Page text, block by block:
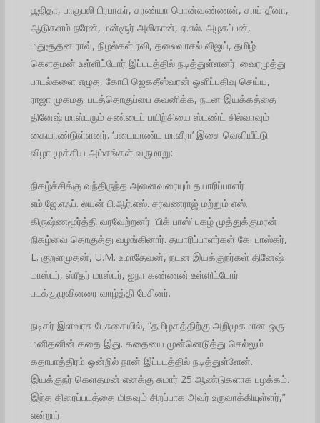
பூஜிதா, பாகுபலி பிரபாகர், சரண்யா பொன்வண்ணன், சாய் தீனா,
ஆடுகளம் நரேன், மன்சூர் அலிகான், ஏ.எல். அழகப்பன்,
மதுசூதன ராவ், நிழல்கள் ரவி, தலைவாசல் விஜய், தமிழ்
கெளதமன் உள்ளிட்டோர் இப்படத்தில் நடித்துள்ளனர். வைரமுத்து
பாடல்களை எழுத, கோபி ஜெகதீஸ்வரன் ஒளிப்பதிவு செய்ய,
ராஜா முகமது படத்தொகுப்பை கவனிக்க, நடன இயக்கத்தை
தினேஷ் மாஸ்டரும் சண்டைப் பயிற்சியை ஸ்டண்ட் சில்வாவும்
கையாண்டுள்ளனர். ‘படையாண்ட மாவீரா’ இசை வெளியீட்டு
விழா முக்கிய அம்சங்கள் வருமாறு:
நிகழ்ச்சிக்கு வந்திருந்த அனைவரையும் தயாரிப்பாளர்
எம்.ஜே.எஃப். லயன் பி.ஆர்.எஸ். சரவணராஜ் மற்றும் எஸ்.
கிருஷ்ணமூர்த்தி வரவேற்றன‌ர். ‘பிக் பாஸ்’ புகழ் முத்துக்குமரன்
நிகழ்வை தொகுத்து வழங்கினார். தயாரிப்பாளர்கள் கே. பாஸ்கர்,
E. குறளமுதன், U.M. உமாதேவன், நடன இயக்குநர்கள் தினேஷ்
மாஸ்டர், ஸ்ரீதர் மாஸ்டர், ஐநா கண்ணன் உள்ளிட்டோர்
படக்குழுவினரை வாழ்த்தி பேசினர்.
நடிகர் இளவரசு பேசுகையில், “தமிழகத்திற்கு அறிமுகமான ஒரு
மனிதனின் கதை இது. கதையை முன்னெடுத்து செல்லும்
கதாபாத்திரம் ஒன்றில் நான் இப்படத்தில் நடித்துள்ளேன்.
இயக்குநர் கெளதமன் எனக்கு சுமார் 25 ஆண்டுகளாக பழக்கம்.
இந்த திரைப்படத்தை மிகவும் சிறப்பாக அவர் உருவாக்கியுள்ளர்,”
என்றார்.